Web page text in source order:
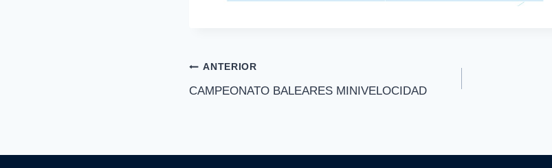
Navegación
de
ANTERIOR
CAMPEONATO BALEARES MINIVELOCIDAD